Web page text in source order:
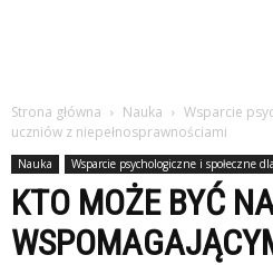
Strona główna Nauka
Wsparcie
uczniów z niepełnosprawnościami
Nauka Wsparcie psychologiczne i społeczne
KTO MOŻE BYĆ